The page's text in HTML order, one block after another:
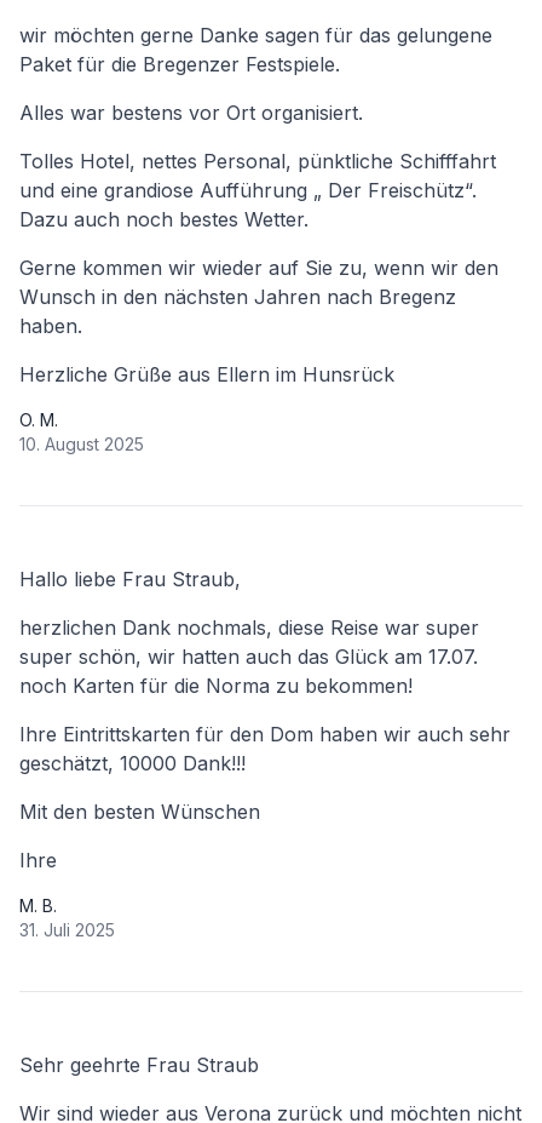
wir möchten gerne Danke sagen für das gelungene
Paket für die Bregenzer Festspiele.
Alles war bestens vor Ort organisiert.
Tolles Hotel, nettes Personal, pünktliche Schifffahrt
und eine grandiose Aufführung „ Der Freischütz“.
Dazu auch noch bestes Wetter.
Gerne kommen wir wieder auf Sie zu, wenn wir den
Wunsch in den nächsten Jahren nach Bregenz
haben.
Herzliche Grüße aus Ellern im Hunsrück
O. M.
10. August 2025
Hallo liebe Frau Straub,
herzlichen Dank nochmals, diese Reise war super
super schön, wir hatten auch das Glück am 17.07.
noch Karten für die Norma zu bekommen!
Ihre Eintrittskarten für den Dom haben wir auch sehr
geschätzt, 10000 Dank!!!
Mit den besten Wünschen
Ihre
M. B.
31. Juli 2025
Sehr geehrte Frau Straub
Wir sind wieder aus Verona zurück und möchten nicht